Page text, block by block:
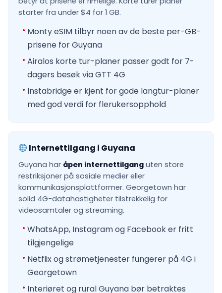
starter fra under $4 for 1 GB.
Monty eSIM tilbyr noen av de beste per-GB-
prisene for Guyana
Airalos korte tur-planer passer godt for 7-
dagers besøk via GTT 4G
Instabridge er kjent for gode langtur-planer
med god verdi for flerukersopphold
Internettilgang i Guyana
Guyana har åpen internettilgang uten store
restriksjoner på sosiale medier eller
kommunikasjonsplattformer. Georgetown har
solid 4G-datahastigheter tilstrekkelig for
videosamtaler og streaming.
WhatsApp, Instagram og Facebook er fritt
tilgjengelige
Netflix og strømetjenester fungerer på 4G i
Georgetown
Interiøret og rural Guyana bør betraktes